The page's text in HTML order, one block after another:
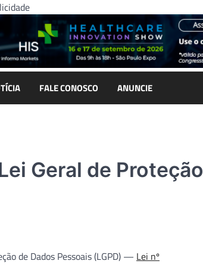
FALE CONOSCO ANUNCIE
Geral de Proteção
de Dados Pessoais (LGPD) — Lei nº